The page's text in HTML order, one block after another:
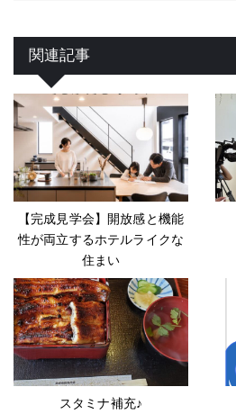
関連記事
【完成見学会】開放感と機能
性が両立するホテルライクな
住まい
スタミナ補充♪